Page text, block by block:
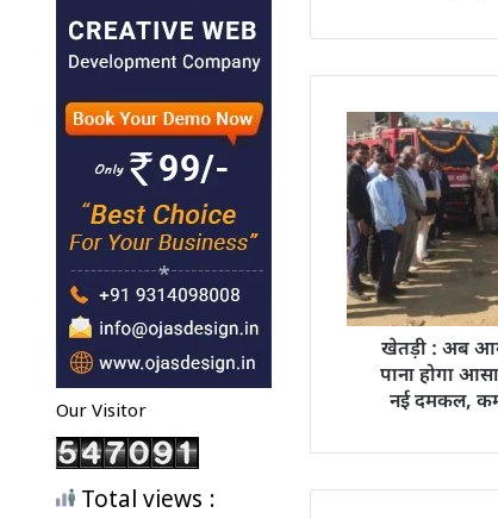
Our Visitor
Total views :
खेतड़ी : अब
पाना होगा
नई दमकल,